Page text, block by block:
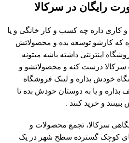
رایگان در سرکالا
کاری داره چه کسب و کار خانگی و یا
که کارشو توسعه بده و محصولاتش
اینترنتی داشته باشه میتونه
درست کنه و محصولاتشو و
خودش بذاره و لینک فروشگاه
بذاره و یا به دوستان خودش بده تا
و خرید کنند .
سرکالا، تجمع محصولات و
کوچک گسترده سطح شهر در یک